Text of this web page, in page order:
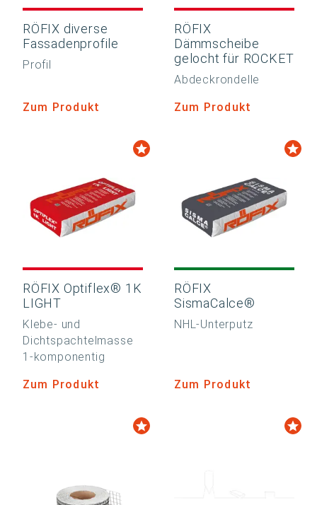
RÖFIX diverse
Fassadenprofile
Profil
Zum Produkt
RÖFIX
Dämmscheibe
gelocht für ROCKET
Abdeckrondelle
Zum Produkt
RÖFIX Optiflex® 1K
LIGHT
Klebe- und
Dichtspachtelmasse
1-komponentig
Zum Produkt
RÖFIX
SismaCalce®
NHL-Unterputz
Zum Produkt